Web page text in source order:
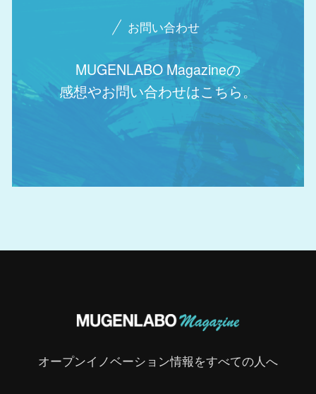
お問い合わせ
MUGENLABO Magazineの
感想やお問い合わせはこちら。
オープンイノベーション情報をすべての人へ